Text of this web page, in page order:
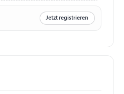
Jetzt registrieren